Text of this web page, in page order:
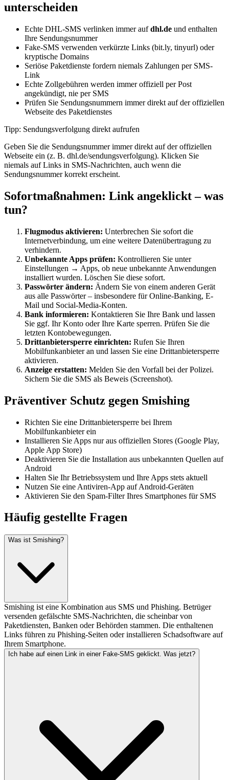
unterscheiden
Echte DHL-SMS verlinken immer aufdhl.de und enthalten
Ihre Sendungsnummer
Fake-SMS verwenden verkürzte Links (bit.ly, tinyurl) oder
kryptische Domains
Seriöse Paketdienste fordern niemals Zahlungen per SMS-
Link
Echte Zollgebühren werden immer offiziell per Post
angekündigt, nie per SMS
Prüfen Sie Sendungsnummern immer direkt auf der offiziellen
Webseite des Paketdienstes
Tipp: Sendungsverfolgung direkt aufrufen
Geben Sie die Sendungsnummer immer direkt auf der offiziellen
Webseite ein (z. B. dhl.de/sendungsverfolgung). Klicken Sie
niemals auf Links in SMS-Nachrichten, auch wenn die
Sendungsnummer korrekt erscheint.
Sofortmaßnahmen: Link angeklickt – was
tun?
Flugmodus aktivieren: Unterbrechen Sie sofort die
Internetverbindung, um eine weitere Datenübertragung zu
verhindern.
Unbekannte Apps prüfen: Kontrollieren Sie unter
Einstellungen → Apps, ob neue unbekannte Anwendungen
installiert wurden. Löschen Sie diese sofort.
Passwörter ändern: Ändern Sie von einem anderen Gerät
aus alle Passwörter – insbesondere für Online-Banking, E-
Mail und Social-Media-Konten.
Bank informieren: Kontaktieren Sie Ihre Bank und lassen
Sie ggf. Ihr Konto oder Ihre Karte sperren. Prüfen Sie die
letzten Kontobewegungen.
Drittanbietersperre einrichten: Rufen Sie Ihren
Mobilfunkanbieter an und lassen Sie eine Drittanbietersperre
aktivieren.
Anzeige erstatten: Melden Sie den Vorfall bei der Polizei.
Sichern Sie die SMS als Beweis (Screenshot).
Präventiver Schutz gegen Smishing
Richten Sie eine Drittanbietersperre bei Ihrem
Mobilfunkanbieter ein
Installieren Sie Apps nur aus offiziellen Stores (Google Play,
Apple App Store)
Deaktivieren Sie die Installation aus unbekannten Quellen auf
Android
Halten Sie Ihr Betriebssystem und Ihre Apps stets aktuell
Nutzen Sie eine Antiviren-App auf Android-Geräten
Aktivieren Sie den Spam-Filter Ihres Smartphones für SMS
Häufig gestellte Fragen
Was ist Smishing?
Smishing ist eine Kombination aus SMS und Phishing. Betrüger
versenden gefälschte SMS-Nachrichten, die scheinbar von
Paketdiensten, Banken oder Behörden stammen. Die enthaltenen
Links führen zu Phishing-Seiten oder installieren Schadsoftware auf
Ihrem Smartphone.
Ich habe auf einen Link in einer Fake-SMS geklickt. Was jetzt?